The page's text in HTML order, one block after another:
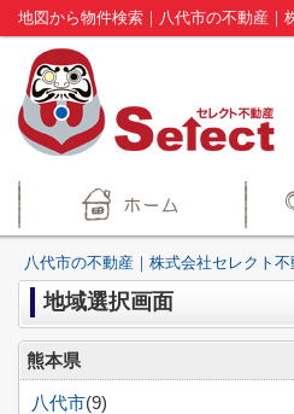
地図から物件検索｜八代市の不動産｜
八代市の不動産｜株式会社セレクト不
地域選択画面
熊本県
八代市(9)